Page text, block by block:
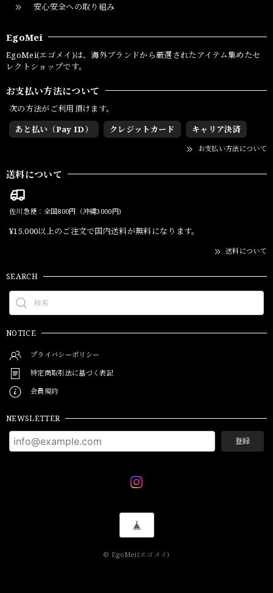
安心安全への取り組み
EgoMei
EgoMei(エゴメイ)は、海外ブランドから厳選されたアイテム集めたセ
レクトショップです。
お支払い方法について
次の方法がご利用頂けます。
あと払い（Pay ID）
クレジットカード キャリア決済
お支払い方法について
送料について
佐川急便：全国800円（沖縄3000円)
¥15,000以上のご注文で国内送料が無料になります。
送料について
SEARCH
NOTICE
プライバシーポリシー
特定商取引法に基づく表記
会員規約
NEWSLETTER
登録
© EgoMei(エゴメイ)